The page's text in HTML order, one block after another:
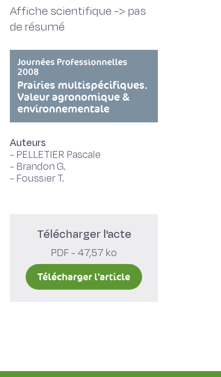
Affiche scientifique -> pas
de résumé
Journées Professionnelles
2008
Prairies multispécifiques.
Valeur agronomique &
environnementale
Auteurs
- PELLETIER Pascale
- Brandon G.
- Foussier T.
Télécharger l'acte
PDF - 47,57 ko
Télécharger l'article